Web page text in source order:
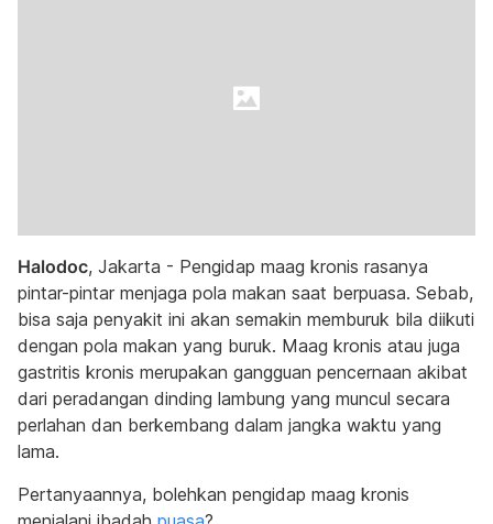
Halodoc, Jakarta - Pengidap maag kronis rasanya
pintar-pintar menjaga pola makan saat berpuasa. Sebab,
bisa saja penyakit ini akan semakin memburuk bila diikuti
dengan pola makan yang buruk. Maag kronis atau juga
gastritis kronis merupakan gangguan pencernaan akibat
dari peradangan dinding lambung yang muncul secara
perlahan dan berkembang dalam jangka waktu yang
lama.
Pertanyaannya, bolehkan pengidap maag kronis